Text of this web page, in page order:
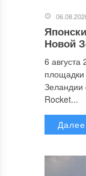
Новой
6
Зеландии
Rocket...
Далее